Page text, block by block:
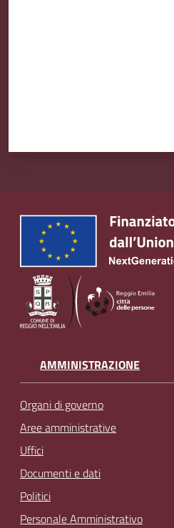
AMMINISTRAZIONE
Organi di governo
Aree amministrative
Uffici
Documenti e dati
Politici
Personale Amministrativo